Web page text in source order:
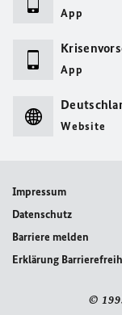
App
App
Website
Impressum
Datenschutz
Barriere melden
Erklärung
©